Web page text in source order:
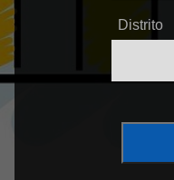
Distrito